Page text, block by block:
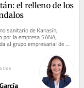
el relleno de los
sanitario de Kanasín,
por la empresa SANA,
al grupo empresarial de
Loret de Mola Gómory,
day